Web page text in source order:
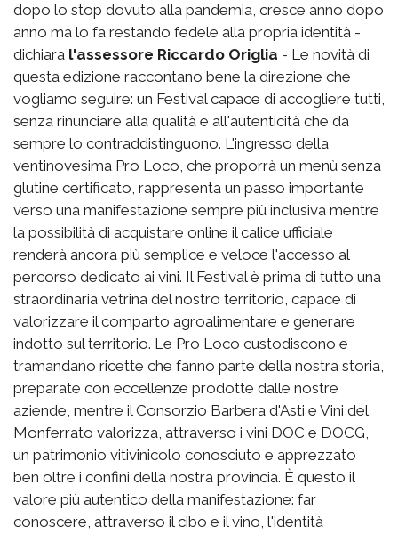
dopo lo stop dovuto alla pandemia, cresce anno dopo
anno ma lo fa restando fedele alla propria identità -
dichiara l'assessore Riccardo Origlia - Le novità di
questa edizione raccontano bene la direzione che
vogliamo seguire: un Festival capace di accogliere tutti,
senza rinunciare alla qualità e all'autenticità che da
sempre lo contraddistinguono. L'ingresso della
ventinovesima Pro Loco, che proporrà un menù senza
glutine certificato, rappresenta un passo importante
verso una manifestazione sempre più inclusiva mentre
la possibilità di acquistare online il calice ufficiale
renderà ancora più semplice e veloce l'accesso al
percorso dedicato ai vini. Il Festival è prima di tutto una
straordinaria vetrina del nostro territorio, capace di
valorizzare il comparto agroalimentare e generare
indotto sul territorio. Le Pro Loco custodiscono e
tramandano ricette che fanno parte della nostra storia,
preparate con eccellenze prodotte dalle nostre
aziende, mentre il Consorzio Barbera d'Asti e Vini del
Monferrato valorizza, attraverso i vini DOC e DOCG,
un patrimonio vitivinicolo conosciuto e apprezzato
ben oltre i confini della nostra provincia. È questo il
valore più autentico della manifestazione: far
conoscere, attraverso il cibo e il vino, l'identità